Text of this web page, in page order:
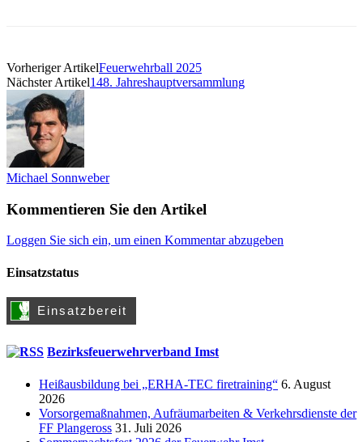
Vorheriger ArtikelFeuerwehrball 2025
Nächster Artikel148. Jahreshauptversammlung
Michael Sonnweber
Kommentieren Sie den Artikel
Loggen Sie sich ein, um einen Kommentar abzugeben
Einsatzstatus
Bezirksfeuerwehrverband Imst
Heißausbildung bei „ERHA-TEC firetraining“ 6. August
2026
Vorsorgemaßnahmen, Aufräumarbeiten & Verkehrsdienste der
FF Plangeross 31. Juli 2026